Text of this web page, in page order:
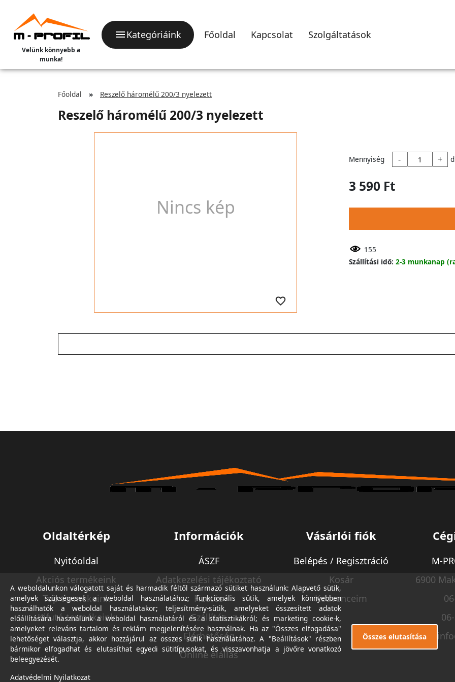
Velünk könnyebb a
munka!
Kategóriáink Főoldal Kapcsolat Szolgáltatások
Főoldal Reszelő háromélű 200/3 nyelezett
Reszelő háromélű 200/3 nyelezett
Nincs kép
Mennyiség - +
3 590 Ft
155
Szállítási idő: 2-3 munkanap
Oldaltérkép
Nyitóoldal
Akciós termékeink
Top termékeink
Kifutó termékeink
Információk
ÁSZF
Adatkezelési tájékoztató
Fizetés
Szállítás
Elérhetőség
Online elállás
Vásárlói fiók
Belépés / Regisztráció
Kosár
Kedvenceim
M-
6900
A weboldalunkon válogatott saját és harmadik féltől származó sütiket használunk: Alapvető sütik,
amelyek szükségesek a weboldal használatához; funkcionális sütik, amelyek könnyebben
használhatók a weboldal használatakor; teljesítmény-sütik, amelyeket összesített adatok
előállítására használunk a weboldal használatáról és a statisztikákról; és marketing cookie-k,
amelyeket releváns tartalom és reklám megjelenítésére használnak. Ha az "Összes elfogadása"
lehetőséget választja, akkor hozzájárul az összes sütik használatához. A "Beállítások" részben
bármikor elfogadhat és elutasíthat egyedi sütitípusokat, és visszavonhatja a jövőre vonatkozó
beleegyezését.
Adatvédelmi Nyilatkozat
Összes elutasítása